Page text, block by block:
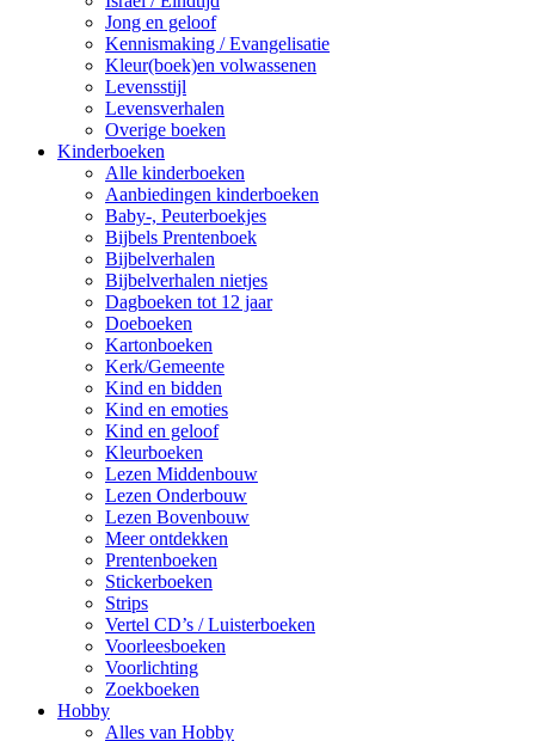
Jong en geloof
Kennismaking / Evangelisatie
Kleur(boek)en volwassenen
Levensstijl
Levensverhalen
Overige boeken
Kinderboeken
Alle kinderboeken
Aanbiedingen kinderboeken
Baby-, Peuterboekjes
Bijbels Prentenboek
Bijbelverhalen
Bijbelverhalen nietjes
Dagboeken tot 12 jaar
Doeboeken
Kartonboeken
Kerk/Gemeente
Kind en bidden
Kind en emoties
Kind en geloof
Kleurboeken
Lezen Middenbouw
Lezen Onderbouw
Lezen Bovenbouw
Meer ontdekken
Prentenboeken
Stickerboeken
Strips
Vertel CD’s / Luisterboeken
Voorleesboeken
Voorlichting
Zoekboeken
Hobby
Alles van Hobby